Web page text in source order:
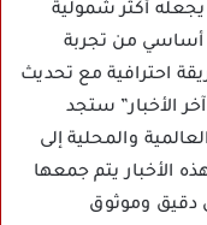
أكثر شمولية
أساسي من تجربة
احترافية مع تحديث
الأخبار” ستجد
والمحلية إلى
الأخبار يتم جمعها
دقيق وموثوق